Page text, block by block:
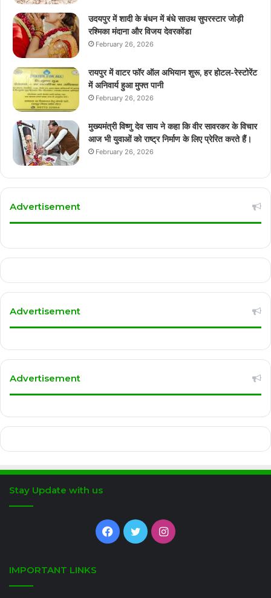
उदयपुर में शादी के बंधन में बंधे साउथ सुपरस्टार जोड़ी
रश्मिका मंदाना और विजय देवरकोंडा
February 26, 2026
रायपुर में वाटर फॉर ऑल अभियान शुरू, हर होटल-रेस्टोरेंट
में अनिवार्य हुआ मुफ्त पानी
February 26, 2026
मुख्यमंत्री विष्णु देव साय ने कहा कि वीर सावरकर के विचार
आज भी युवाओं को राष्ट्र निर्माण के लिए प्रेरित करते हैं।
February 26, 2026
Advertisement
Advertisement
Advertisement
Stay Update with us
Facebook
TwitterInstagram
IMPORTANT LINKS